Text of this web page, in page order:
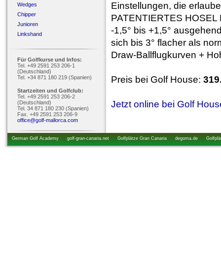
Wedges
Chipper
Junioren
Linkshand
Für Golfkurse und Infos:
Tel. +49 2591 253 206-1
(Deutschland)
Tel. +34 871 180 219 (Spanien)
Startzeiten und Golfclub:
Tel. +49 2591 253 206-2
(Deutschland)
Tel. 34 871 180 230 (Spanien)
Fax. +49 2591 253 206-9
office@golf-mallorca.com
Einstellungen, die
PATENTIERTES
-1,5° bis +1,5°
sich bis 3° flacher als
Draw-Ballflugkurven +
Preis bei Golf House:
Jetzt online bei Golf
German Golf Academy golf-gran-canaria.net Golfplätze Gran Canaria degoma.de
startzeiten.de golfkurs-urlaub.de